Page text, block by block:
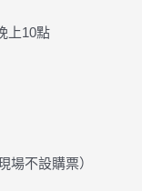
上10點
場不設購票）